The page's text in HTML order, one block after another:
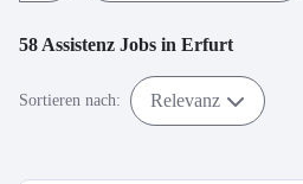
58 Assistenz Jobs in Erfurt
Sortieren nach: Relevanz